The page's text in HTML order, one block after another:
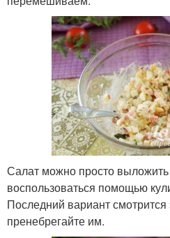
Салат можно просто
воспользоваться помощью
Последний вариант
пренебрегайте им.